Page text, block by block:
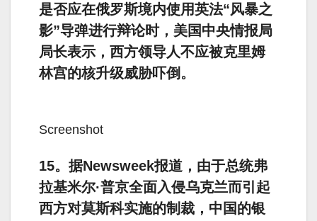
是否应在俄罗斯境内使用英法“风暴之
影”导弹进行辩论时，美国中央情报局
局长表示，西方领导人不应被克里姆
林宫的核升级威胁吓倒。
Screenshot
15。据Newsweek报道，由于总统弗
拉基米尔·普京全面入侵乌克兰而引起
西方对莫斯科实施的制裁，中国的银